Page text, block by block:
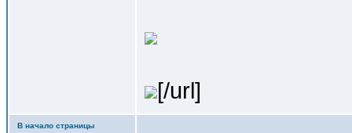
[/url]
В начало страницы